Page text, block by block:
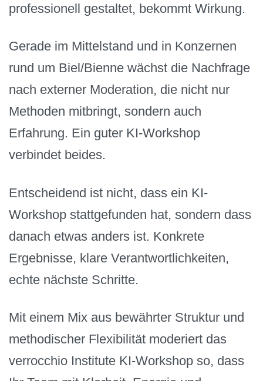
professionell gestaltet, bekommt Wirkung.
Gerade im Mittelstand und in Konzernen
rund um Biel/Bienne wächst die Nachfrage
nach externer Moderation, die nicht nur
Methoden mitbringt, sondern auch
Erfahrung. Ein guter KI-Workshop
verbindet beides.
Entscheidend ist nicht, dass ein KI-
Workshop stattgefunden hat, sondern dass
danach etwas anders ist. Konkrete
Ergebnisse, klare Verantwortlichkeiten,
echte nächste Schritte.
Mit einem Mix aus bewährter Struktur und
methodischer Flexibilität moderiert das
verrocchio Institute KI-Workshop so, dass